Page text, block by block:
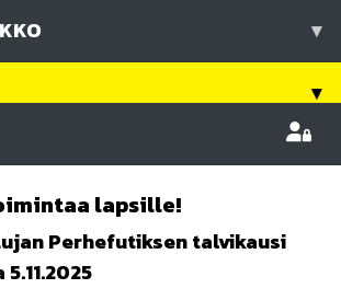
▾
▾
lapsille!
Perhefutiksen talvikausi